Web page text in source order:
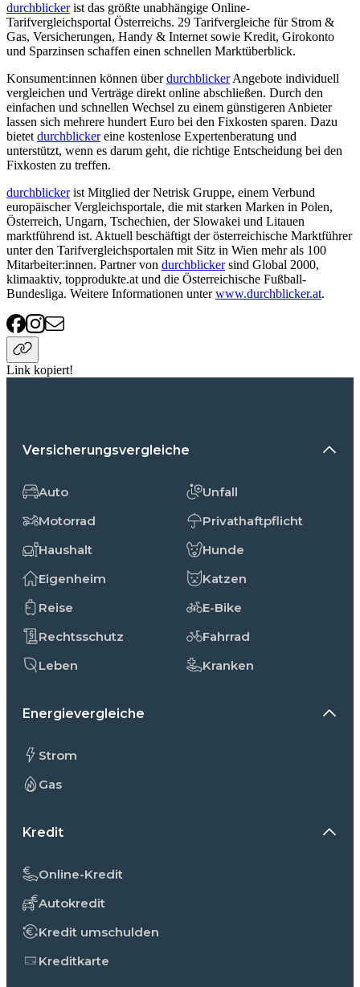
durchblickerist das größte unabhängige Online-
Tarifvergleichsportal Österreichs. 29 Tarifvergleiche für Strom &
Gas, Versicherungen, Handy & Internet sowie Kredit, Girokonto
und Sparzinsen schaffen einen schnellen Marktüberblick.
Konsument:innen können überdurchblickerAngebote individuell
vergleichen und Verträge direkt online abschließen. Durch den
einfachen und schnellen Wechsel zu einem günstigeren Anbieter
lassen sich mehrere hundert Euro bei den Fixkosten sparen. Dazu
bietet durchblickereine kostenlose Expertenberatung und
unterstützt, wenn es darum geht, die richtige Entscheidung bei den
Fixkosten zu treffen.
durchblickerist Mitglied der Netrisk Gruppe, einem Verbund
europäischer Vergleichsportale, die mit starken Marken in Polen,
Österreich, Ungarn, Tschechien, der Slowakei und Litauen
marktführend ist. Aktuell beschäftigt der österreichische Marktführer
unter den Tarifvergleichsportalen mit Sitz in Wien mehr als 100
Mitarbeiter:innen. Partner von durchblickersind Global 2000,
klimaaktiv, topprodukte.at und die Österreichische Fußball-
Bundesliga. Weitere Informationen unterwww.durchblicker.at.
Link kopiert!
Versicherungsvergleiche
Auto
Motorrad
Haushalt
Eigenheim
Reise
Rechtsschutz
Leben
Unfall
Privathaftpflicht
Hunde
Katzen
E-Bike
Fahrrad
Kranken
Energievergleiche
Strom
Gas
Kredit
Online-Kredit
Autokredit
Kredit umschulden
Kreditkarte